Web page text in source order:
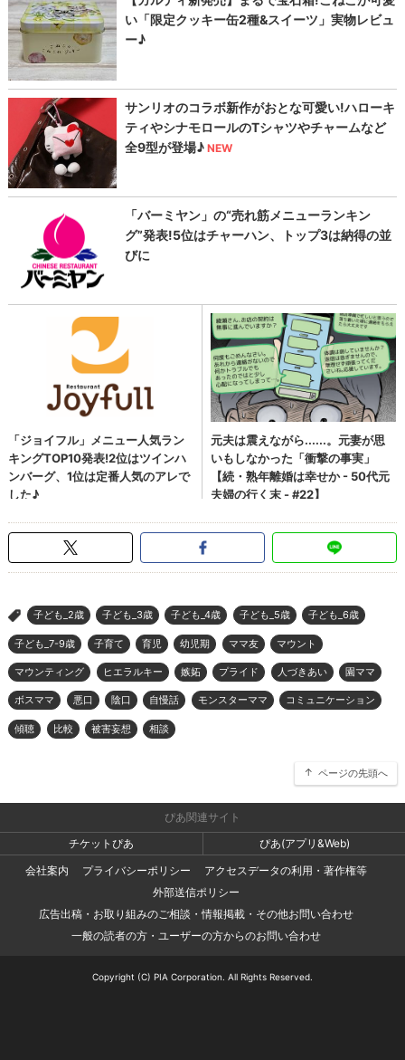
> 子ども_2歳 子ども_3歳 子ども_4歳 子ども_5歳 子ども_6歳
子ども_7-9歳 子育て 育児 幼児期 ママ友 マウント
マウンティング ヒエラルキー 嫉妬 プライド 人づきあい 園ママ
ボスママ 悪口 陰口 自慢話 モンスターママ コミュニケーション
傾聴 比較 被害妄想 相談
ページの先頭へ
ぴあ関連サイト
チケットぴあ
ぴあ(アプリ&Web)
会社案内
プライバシーポリシー
アクセスデータの利用・著作権等
外部送信ポリシー
広告出稿・お取り組みのご相談・情報掲載・その他お問い合わせ
一般の読者の方・ユーザーの方からのお問い合わせ
Copyright (C) PIA Corporation. All Rights Reserved.